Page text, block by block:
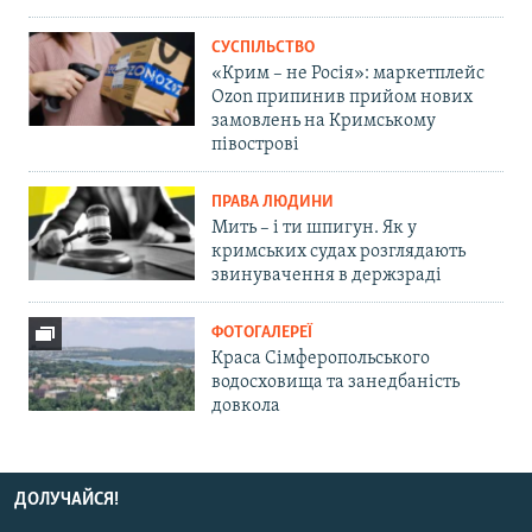
СУСПІЛЬСТВО
«Крим – не Росія»: маркетплейс
Ozon припинив прийом нових
замовлень на Кримському
півострові
ПРАВА ЛЮДИНИ
Мить – і ти шпигун. Як у
кримських судах розглядають
звинувачення в держзраді
ФОТОГАЛЕРЕЇ
Краса Сімферопольського
водосховища та занедбаність
довкола
ДОЛУЧАЙСЯ!